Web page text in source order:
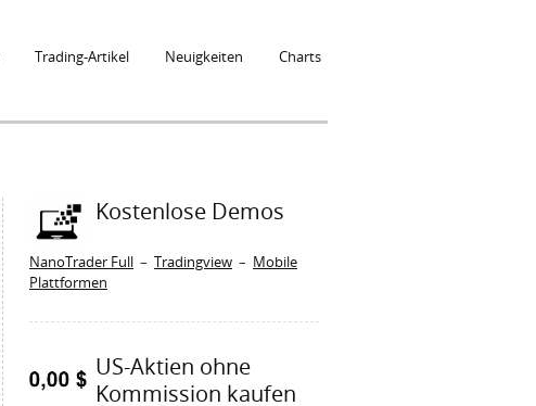
Trading-Artikel Neuigkeiten Charts
Kostenlose Demos
NanoTrader Full – Tradingview – Mobile
Plattformen
US-Aktien ohne
Kommission kaufen